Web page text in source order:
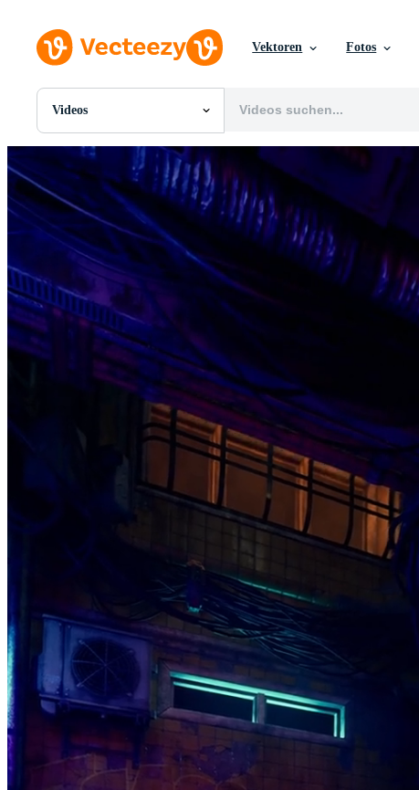
Vektoren Fotos
Videos
Alle Bilder
Fotos
PNGs
PSDs
SVGs
Vorlagen
Vektoren
Videos
Motion Graphics
Redaktionelle Bilder
Redaktionelle Ereignisse